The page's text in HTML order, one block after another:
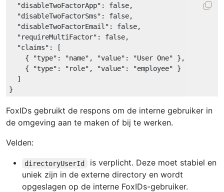
"disableTwoFactorApp" : false,
"disableTwoFactorSms" : false,
"disableTwoFactorEmail" : false,
"requireMultiFactor" : false,
"claims" : [
    {
"type" : "name" , "value" : "User One" },
    {
"type" : "role" , "value" : "employee" }
  ]
FoxIDs gebruikt de respons om de interne gebruiker in
de omgeving aan te maken of bij te werken.
Velden:
directoryUserId
is verplicht. Deze moet stabiel en
uniek zijn in de externe directory en wordt
opgeslagen op de interne FoxIDs-gebruiker.